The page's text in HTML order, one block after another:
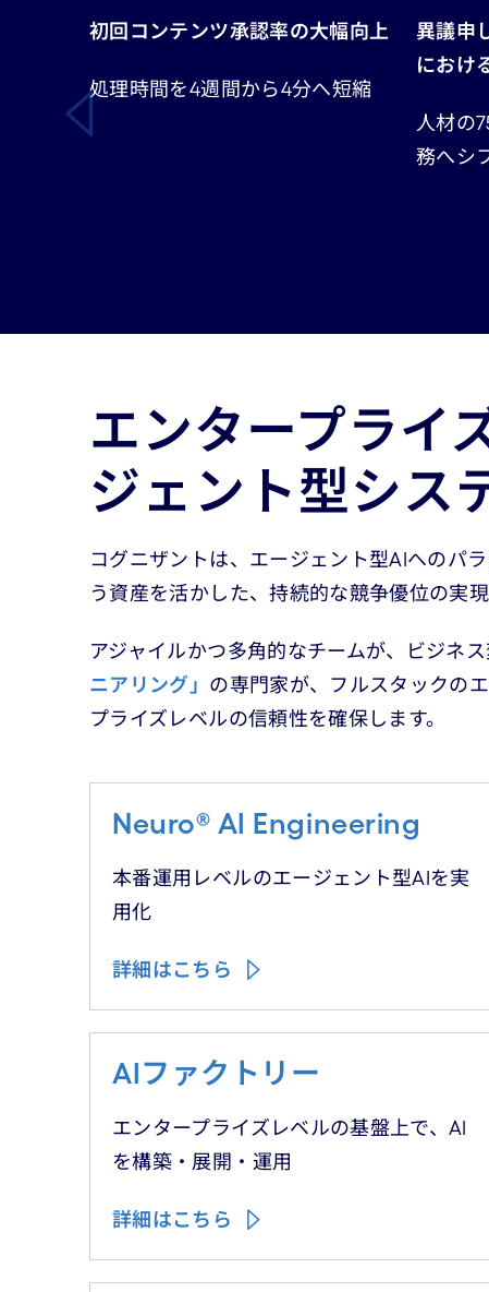
初回コンテンツ承認率の大幅向上
処理時間を4週間から4分へ短縮
異議申
におけ
人材の
務へシ
エンタープライ
ジェント型シス
コグニザントは、エージェント型AIへのパ
う資産を活かした、持続的な競争優位の実現
アジャイルかつ多角的なチームが、ビジネ
ニアリング」 の専門家が、フルスタックの
プライズレベルの信頼性を確保します。
Neuro® AI Engineering
本番運用レベルのエージェント型AIを実
用化
詳細はこちら
AIファクトリー
エンタープライズレベルの基盤上で、AI
を構築・展開・運用
詳細はこちら